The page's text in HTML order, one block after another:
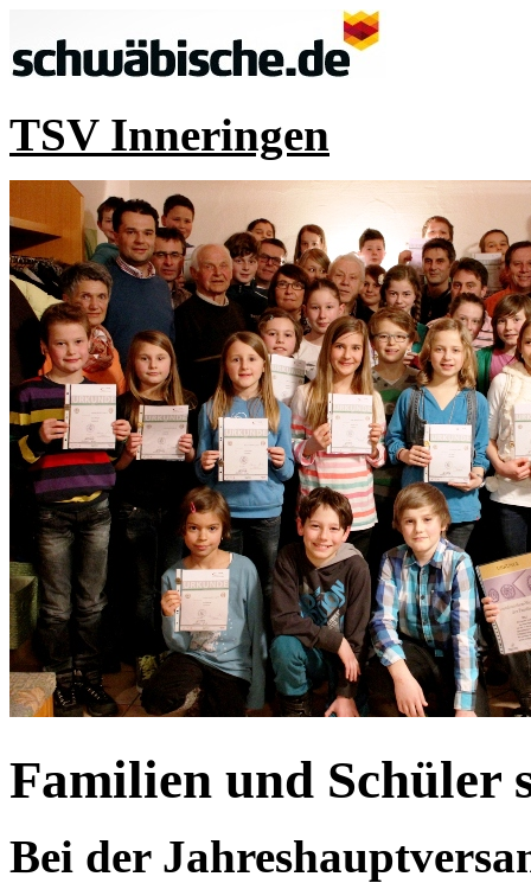
TSV Inneringen
Familien und Schüler
Bei der